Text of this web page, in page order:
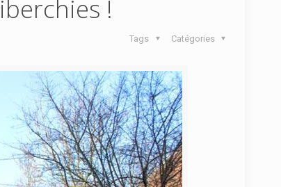
!
Catégories
Tags